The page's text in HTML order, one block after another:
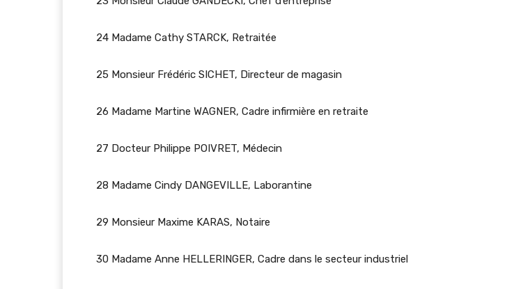
24 Madame Cathy STARCK, Retraitée
25 Monsieur Frédéric SICHET, Directeur de magasin
26 Madame Martine WAGNER, Cadre infirmière en retraite
27 Docteur Philippe POIVRET, Médecin
28 Madame Cindy DANGEVILLE, Laborantine
29 Monsieur Maxime KARAS, Notaire
30 Madame Anne HELLERINGER, Cadre dans le secteur industriel